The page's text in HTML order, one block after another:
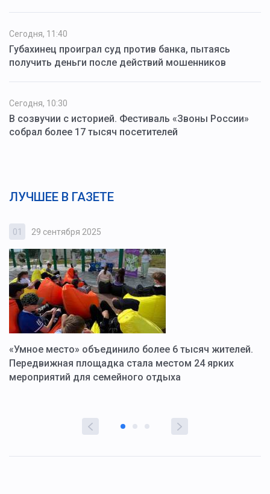
Сегодня, 11:40
Губахинец проиграл суд против банка, пытаясь
получить деньги после действий мошенников
Сегодня, 10:30
В созвучии с историей. Фестиваль «Звоны России»
собрал более 17 тысяч посетителей
ЛУЧШЕЕ В ГАЗЕТЕ
01 29 сентября 2025
«Умное место» объединило более 6 тысяч жителей.
Передвижная площадка стала местом 24 ярких
мероприятий для семейного отдыха